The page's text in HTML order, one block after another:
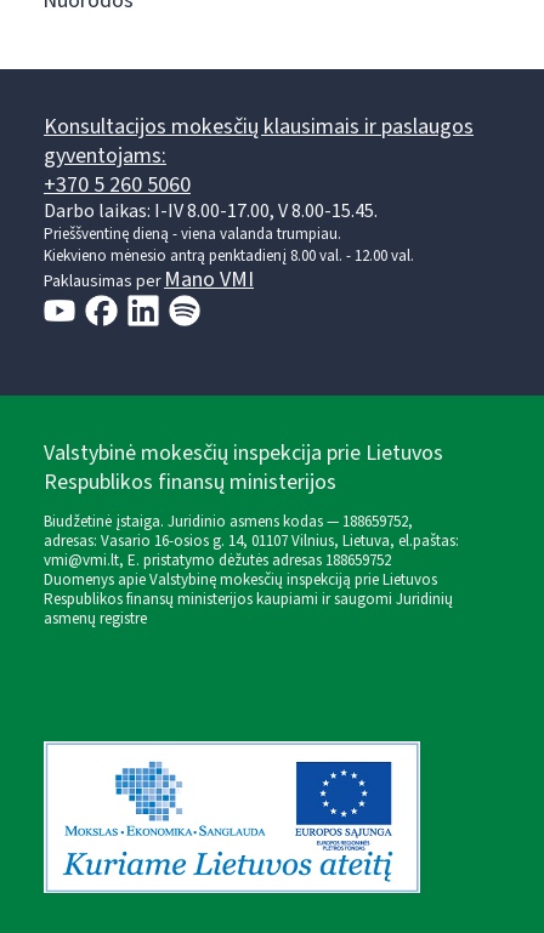
Konsultacijos mokesčių klausimais ir paslaugos
gyventojams:
+370 5 260 5060
Darbo laikas: I-IV 8.00-17.00, V 8.00-15.45.
Prieššventinę dieną - viena valanda trumpiau.
Kiekvieno mėnesio antrą penktadienį 8.00 val. - 12.00 val.
Paklausimas per Mano VMI
Valstybinė mokesčių inspekcija prie Lietuvos
Respublikos finansų ministerijos
Biudžetinė įstaiga. Juridinio asmens kodas — 188659752,
adresas: Vasario 16-osios g. 14, 01107 Vilnius, Lietuva, el.paštas:
vmi@vmi.lt, E. pristatymo dėžutės adresas 188659752
Duomenys apie Valstybinę mokesčių inspekciją prie Lietuvos
Respublikos finansų ministerijos kaupiami ir saugomi Juridinių
asmenų registre